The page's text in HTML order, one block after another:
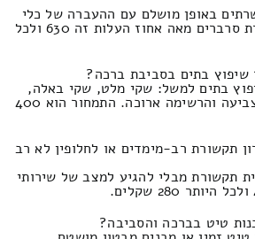
באופן מושלם עם ההעברה של כלי
המחשוב הובלה של דירת סרברים מאה אחוז העלות זה 630 ולכל
שיפוץ בתים בסביבת ברכה?
בתים למשל: שקי מלט, שקי באלה,
חול, פחים עם גוונים לצביעה והרשימה ארוכה. התמחור הוא 400
תקשורת רב-מימדים או לחלופין לא רב
תקשורת מבלי להגיע למצב של שירותי
טיט בברכה והסביבה?